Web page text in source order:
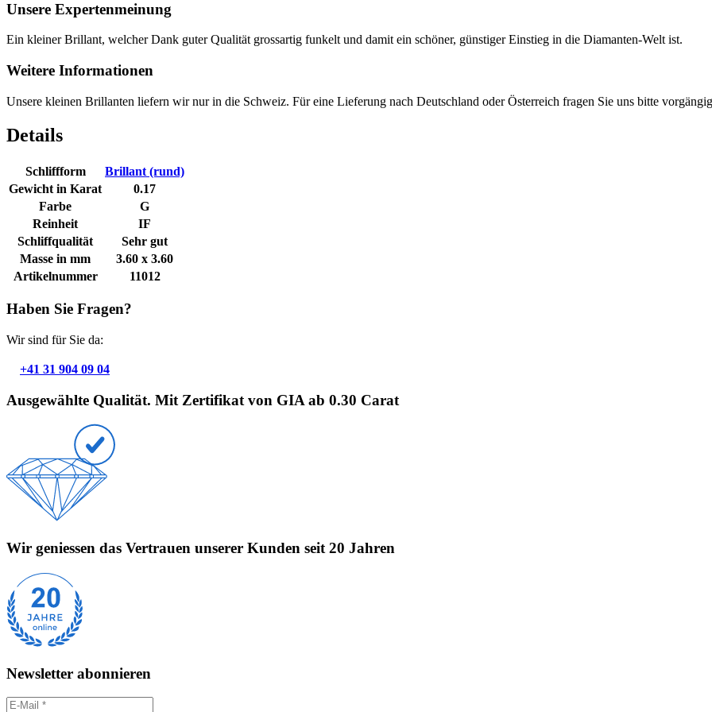
Unsere Expertenmeinung
Ein kleiner Brillant, welcher Dank guter Qualität grossartig funkelt und damit ein schöner, günstiger Einstieg in die Diamanten-Welt ist.
Weitere Informationen
Unsere kleinen Brillanten liefern wir nur in die Schweiz. Für eine Lieferung nach Deutschland oder Österreich fragen Sie uns bitte
Details
Schliffform
Brillant (rund)
Gewicht in Karat
0.17
Farbe
G
Reinheit
IF
Schliffqualität
Sehr gut
Masse in mm
3.60 x 3.60
Artikelnummer
11012
Haben Sie Fragen?
Wir sind für Sie da:
+41 31 904 09 04
Ausgewählte Qualität. Mit Zertifikat von GIA ab 0.30 Carat
Wir geniessen das Vertrauen unserer Kunden seit 20 Jahren
Newsletter abonnieren